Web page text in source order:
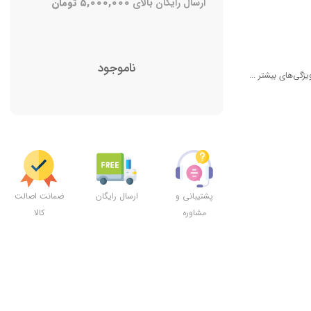
بیشتر ... ناموجود
پشتیبانی و
مشاوره
ارسال رایگان
ضمانت اصالت
کالا